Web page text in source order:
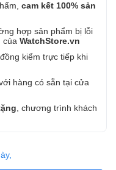
cam kết 100% sản
hợp sản phẩm bị lỗi
của WatchStore.vn
kiểm trực tiếp khi
hàng có sẵn tại cửa
, chương trình khách